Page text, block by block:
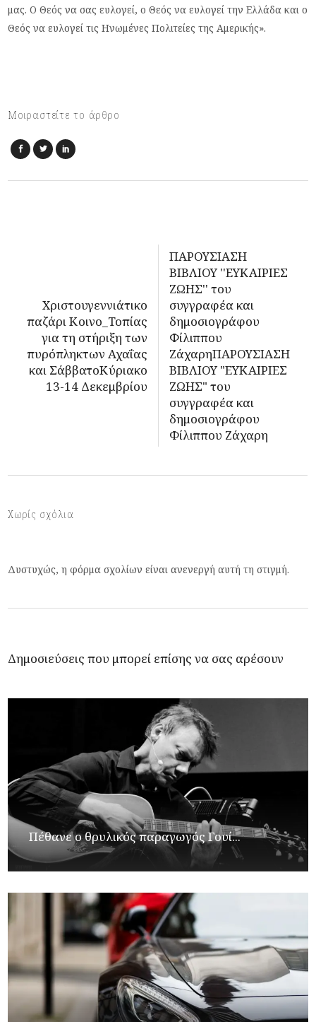
μας. Ο Θεός να σας ευλογεί, ο Θεός να ευλογεί την Ελλάδα και ο
Θεός να ευλογεί τις Ηνωμένες Πολιτείες της Αμερικής».
Μοιραστείτε το άρθρο
Χριστουγεννιάτικο
παζάρι Κοινο_Τοπίας
για τη στήριξη των
πυρόπληκτων Αχαΐας
και ΣάββατοΚύριακο
13-14 Δεκεμβρίου
ΠΑΡΟΥΣΙΑΣΗ
ΒΙΒΛΙΟΥ ''ΕΥΚΑΙΡΙΕΣ
ΖΩΗΣ'' του
συγγραφέα και
δημοσιογράφου
Φίλιππου
ΖάχαρηΠΑΡΟΥΣΙΑΣΗ
ΒΙΒΛΙΟΥ "ΕΥΚΑΙΡΙΕΣ
ΖΩΗΣ" του
συγγραφέα και
δημοσιογράφου
Φίλιππου Ζάχαρη
Χωρίς σχόλια
Δυστυχώς, η φόρμα σχολίων είναι ανενεργή αυτή τη στιγμή.
Δημοσιεύσεις που μπορεί επίσης να σας αρέσουν
Πέθανε ο θρυλικός παραγωγός Γουί...